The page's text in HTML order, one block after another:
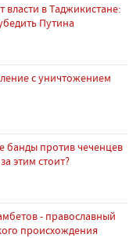
власти в Таджикистане:
Путина
с уничтожением
банды против чеченцев
этим стоит?
- православный
происхождения